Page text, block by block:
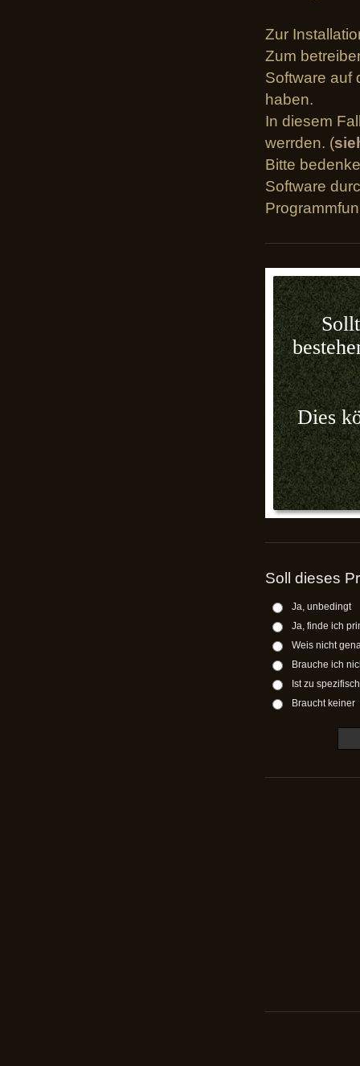
Zur
Zum
Software auf
haben.
In diesem
werrden. (
Bitte
Software
Dies
Soll dieses
Ja, unbedingt
Ja, finde ich
Weis nicht
Brauche ich
Ist zu
Braucht keiner